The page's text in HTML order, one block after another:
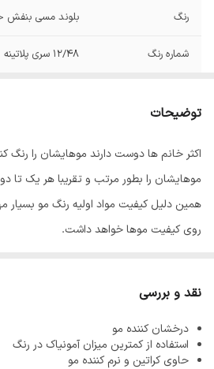
رنگ بلوند مسی
شماره رنگ 12/48 سری پلاتینه
توضیحات
موهایشان را بطور مرتب و تقریبا هر یک تا
همین دلیل کیفیت مواد اولیه رنگ مو بسیار
روی کیفیت موها خواهد داشت.
اولیه تولید رنگ مو می باشد زیرا باعث باز
پذیری مو را افزایش می دهد اما استفاده بیش
آسیب دیدن، خشک و زبر شدن موها می شود
نقد و بررسی
درخشان کننده مو
استفاده از کمترین میزان آمونیاک در رنگ
حاوی کراتین و نرم کننده مو